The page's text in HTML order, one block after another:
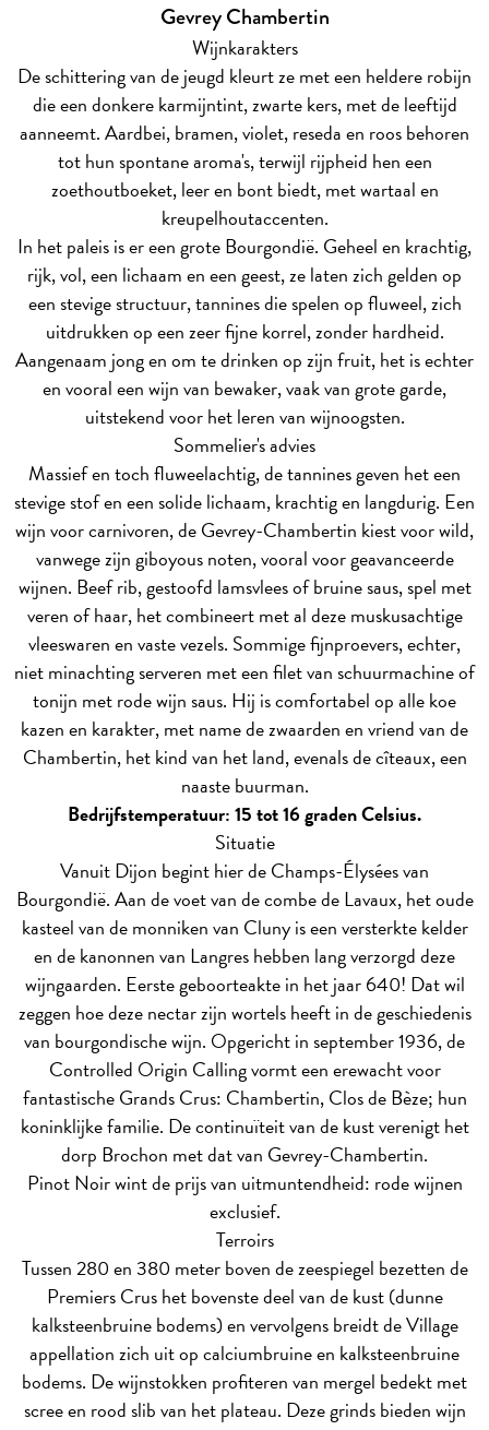
Gevrey Chambertin
Wijnkarakters
De schittering van de jeugd kleurt ze met een heldere robijn
die een donkere karmijntint, zwarte kers, met de leeftijd
aanneemt. Aardbei, bramen, violet, reseda en roos behoren
tot hun spontane aroma's, terwijl rijpheid hen een
zoethoutboeket, leer en bont biedt, met wartaal en
kreupelhoutaccenten.
In het paleis is er een grote Bourgondië. Geheel en krachtig,
rijk, vol, een lichaam en een geest, ze laten zich gelden op
een stevige structuur, tannines die spelen op fluweel, zich
uitdrukken op een zeer fijne korrel, zonder hardheid.
Aangenaam jong en om te drinken op zijn fruit, het is echter
en vooral een wijn van bewaker, vaak van grote garde,
uitstekend voor het leren van wijnoogsten.
Sommelier's advies
Massief en toch fluweelachtig, de tannines geven het een
stevige stof en een solide lichaam, krachtig en langdurig. Een
wijn voor carnivoren, de Gevrey-Chambertin kiest voor wild,
vanwege zijn giboyous noten, vooral voor geavanceerde
wijnen. Beef rib, gestoofd lamsvlees of bruine saus, spel met
veren of haar, het combineert met al deze muskusachtige
vleeswaren en vaste vezels. Sommige fijnproevers, echter,
niet minachting serveren met een filet van schuurmachine of
tonijn met rode wijn saus. Hij is comfortabel op alle koe
kazen en karakter, met name de zwaarden en vriend van de
Chambertin, het kind van het land, evenals de cîteaux, een
naaste buurman.
Bedrijfstemperatuur: 15 tot 16 graden Celsius.
Situatie
Vanuit Dijon begint hier de Champs-Élysées van
Bourgondië. Aan de voet van de combe de Lavaux, het oude
kasteel van de monniken van Cluny is een versterkte kelder
en de kanonnen van Langres hebben lang verzorgd deze
wijngaarden. Eerste geboorteakte in het jaar 640! Dat wil
zeggen hoe deze nectar zijn wortels heeft in de geschiedenis
van bourgondische wijn. Opgericht in september 1936, de
Controlled Origin Calling vormt een erewacht voor
fantastische Grands Crus: Chambertin, Clos de Bèze; hun
koninklijke familie. De continuïteit van de kust verenigt het
dorp Brochon met dat van Gevrey-Chambertin.
Pinot Noir wint de prijs van uitmuntendheid: rode wijnen
exclusief.
Terroirs
Tussen 280 en 380 meter boven de zeespiegel bezetten de
Premiers Crus het bovenste deel van de kust (dunne
kalksteenbruine bodems) en vervolgens breidt de Village
appellation zich uit op calciumbruine en kalksteenbruine
bodems. De wijnstokken profiteren van mergel bedekt met
scree en rood slib van het plateau. Deze grinds bieden wijn